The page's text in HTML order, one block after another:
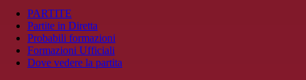
PARTITE
Partite in Diretta
Probabili formazioni
Formazioni Ufficiali
Dove vedere la partita